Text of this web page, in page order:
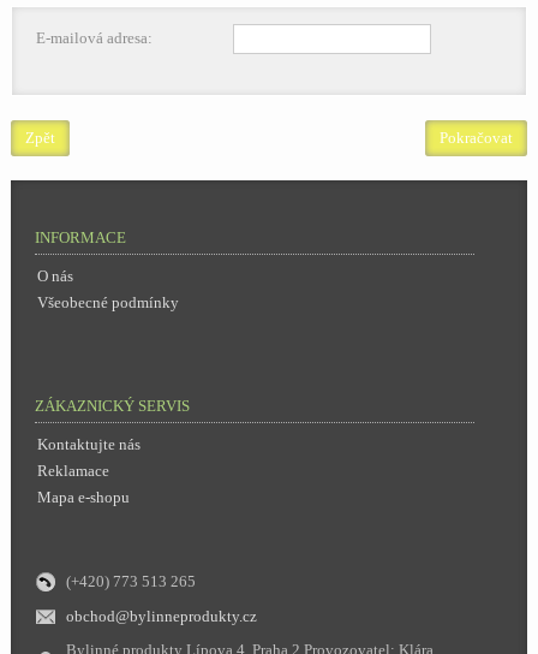
E-mailová adresa:
Zpět
INFORMACE
O nás
Všeobecné podmínky
ZÁKAZNICKÝ SERVIS
Kontaktujte nás
Reklamace
Mapa e-shopu
(+420) 773 513 265
obchod@bylinneprodukty.cz
Bylinné produkty Lípova 4, Praha 2 Provozovatel: Klára